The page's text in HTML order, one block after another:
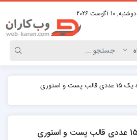
دوشنبه, 10 آگوست 2026
پکیج شماره یک 15 عددی قالب پست و استوری
پکیج شماره یک 15 عددی قالب پست و استوری